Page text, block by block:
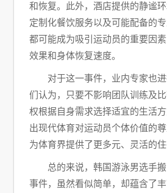
和恢复。此外，酒店提供的静谧环
定制化餐饮服务以及可能配备的专
都可能成为吸引运动员的重要因
效果和身体恢复速度。
对于这一事件，业内专家也
们认为，只要不影响团队训练及
权根据自身需求选择适宜的生活
出现代体育对运动员个体价值的
为体育界提供了更多元、灵活的住
总的来说，韩国游泳男选手
事件，虽然看似简单，却蕴含了